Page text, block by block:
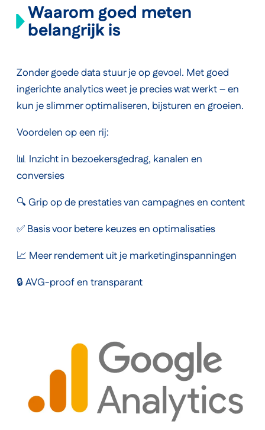
Waarom goed meten
belangrijk is
Zonder goede data stuur je op gevoel. Met goed
ingerichte analytics weet je precies wat werkt – en
kun je slimmer optimaliseren, bijsturen en groeien.
Voordelen op een rij:
📊 Inzicht in bezoekersgedrag, kanalen en
conversies
🔍 Grip op de prestaties van campagnes en content
✅ Basis voor betere keuzes en optimalisaties
📈 Meer rendement uit je marketinginspanningen
🔒 AVG-proof en transparant